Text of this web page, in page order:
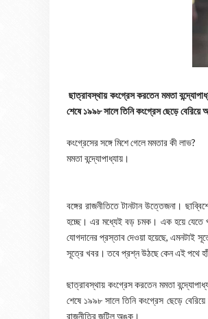
ছাত্রাবস্থায় কংগ্রেস করতেন মমতা
শেষে ১৯৯৮ সালে তিনি কংগ্রেস ছেড়ে
কংগ্রেসের সঙ্গে মিশে গেলে মমতার কী লাভ?
মমতা বন্দ্যোপাধ্যায়।
বঙ্গের রাজনীতিতে টানটান উত্তেজনা।
হচ্ছে। এর মধ্যেই বড় চমক। এক হয়ে যেতে
যোগদানের প্রস্তাব দেওয়া হয়েছে, এমনটাই
সূত্রে খবর। তবে প্রশ্ন উঠছে কেন এই পথে
ছাত্রাবস্থায় কংগ্রেস করতেন মমতা
শেষে ১৯৯৮ সালে তিনি কংগ্রেস ছেড়ে
রাজনীতির জটিল অঙ্ক।